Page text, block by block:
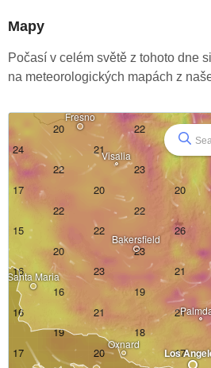
Mapy
Počasí v celém světě z tohoto dne
na meteorologických mapách z